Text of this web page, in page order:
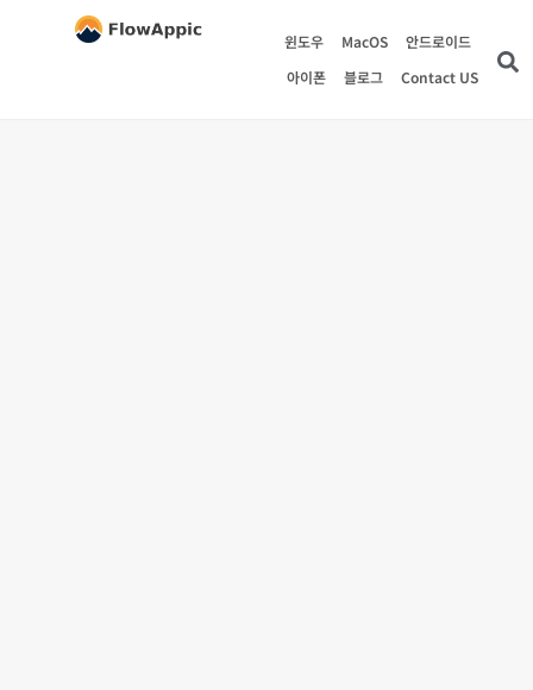
윈도우 MacOS
안드로이드
아이폰
블로그 Contact US